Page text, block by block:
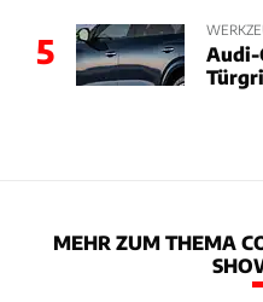
5
Audi-
MEHR ZUM THEMA